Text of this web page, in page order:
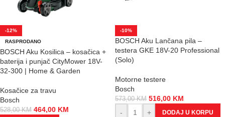
-12%
RASPRODANO
BOSCH Aku Kosilica – kosačica +
baterija i punjač CityMower 18V-
32-300 | Home & Garden
Kosačice za travu
Bosch
528,00KM 464,00 KM
-10%
BOSCH Aku Lančana pila –
testera GKE 18V-20 Professional
(Solo)
Motorne testere
Bosch
573,00KM 516,00 KM
-
+ DODAJ U KORPU